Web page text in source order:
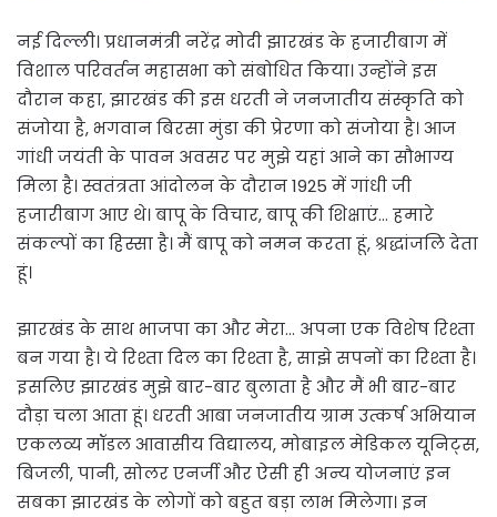
नई दिल्ली। प्रधानमंत्री नरेंद्र मोदी झारखंड के हजारीबाग में
विशाल परिवर्तन महासभा को संबोधित किया। उन्होंने इस
दौरान कहा, झारखंड की इस धरती ने जनजातीय संस्कृति को
संजोया है, भगवान बिरसा मुंडा की प्रेरणा को संजोया है। आज
गांधी जयंती के पावन अवसर पर मुझे यहां आने का सौभाग्य
मिला है। स्वतंत्रता आंदोलन के दौरान 1925 में गांधी जी
हजारीबाग आए थे। बापू के विचार, बापू की शिक्षाएं… हमारे
संकल्पों का हिस्सा है। मैं बापू को नमन करता हूं, श्रद्धांजलि देता
हूं।
झारखंड के साथ भाजपा का और मेरा… अपना एक विशेष रिश्ता
बन गया है। ये रिश्ता दिल का रिश्ता है, साझे सपनों का रिश्ता है।
इसलिए झारखंड मुझे बार-बार बुलाता है और मैं भी बार-बार
दौड़ा चला आता हूं। धरती आबा जनजातीय ग्राम उत्कर्ष अभियान
एकलव्य मॉडल आवासीय विद्यालय, मोबाइल मेडिकल यूनिट्स,
बिजली, पानी, सोलर एनर्जी और ऐसी ही अन्य योजनाएं इन
सबका झारखंड के लोगों को बहुत बड़ा लाभ मिलेगा। इन